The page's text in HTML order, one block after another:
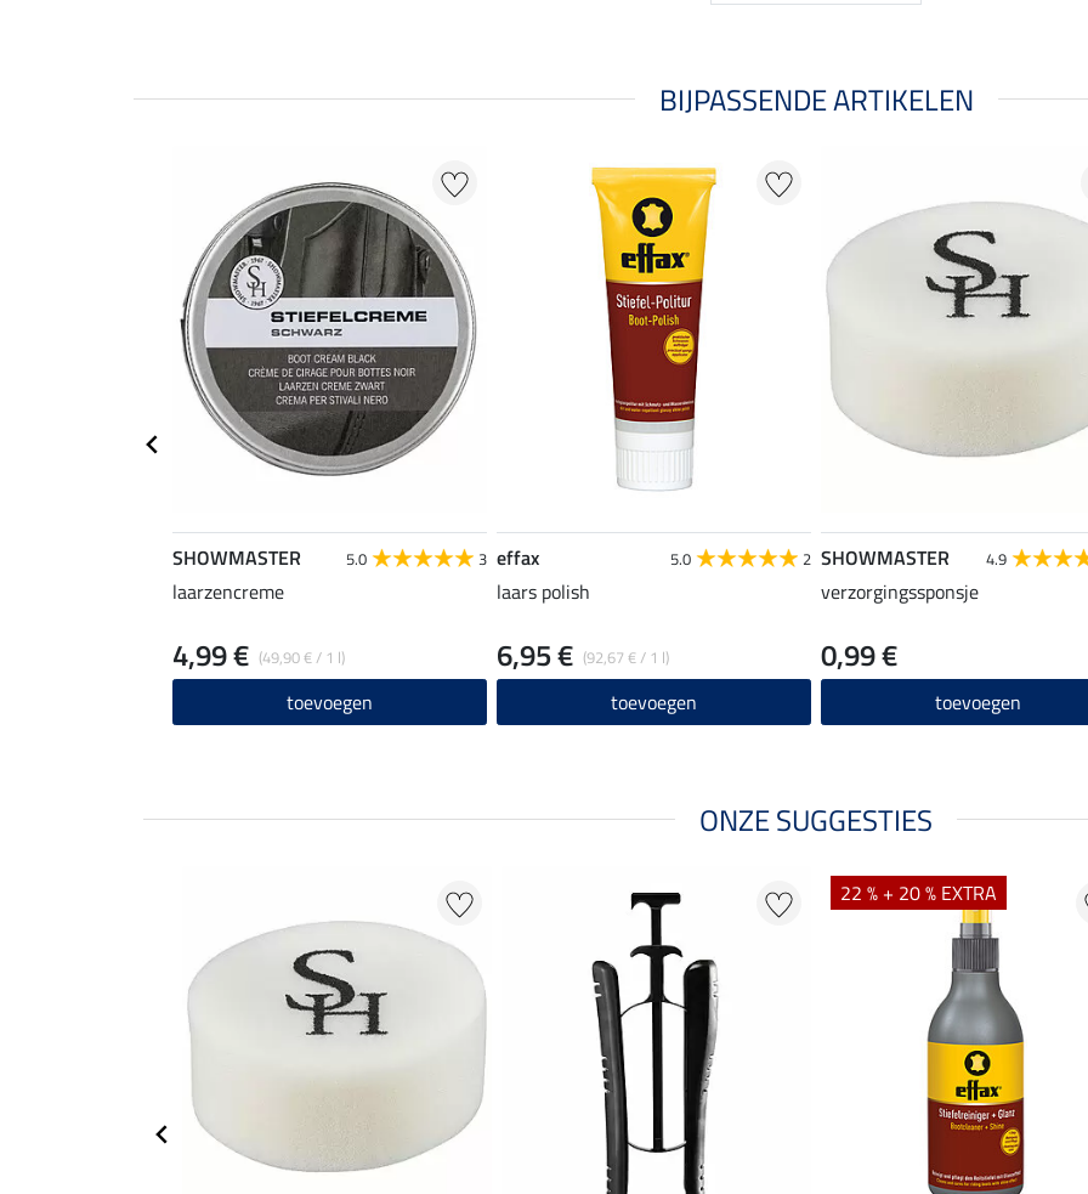
BIJPASSENDE ARTIKELEN
SHOWMASTER 5.0 3
laarzencreme
(49,90 € / 1 l)
4,99 €
toevoegen
effax 5.0 2
laars polish
(92,67 € / 1 l)
6,95 €
toevoegen
SHOWMASTER 4.9
verzorgingssponsje
0,99 €
toevoegen
ONZE SUGGESTIES
22 % + 20 % EXTRA